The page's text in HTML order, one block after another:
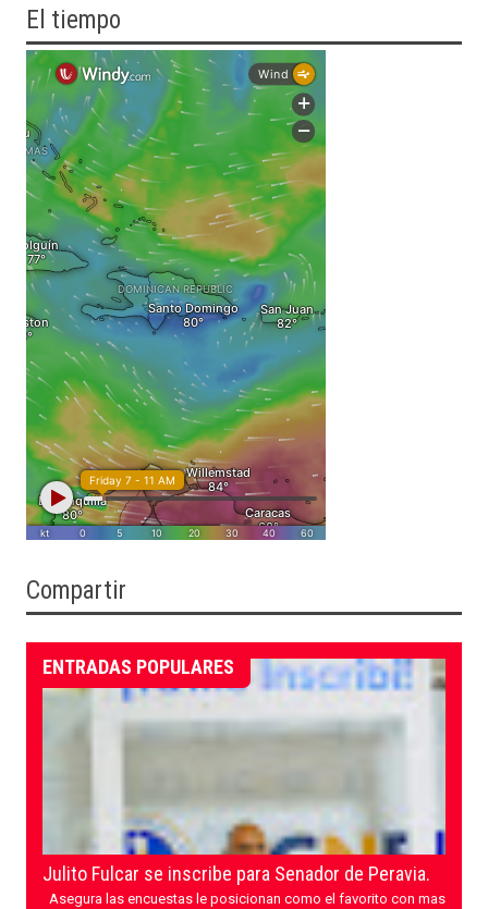
El tiempo
Compartir
ENTRADAS POPULARES
Julito Fulcar se inscribe para Senador de Peravia.
Asegura las encuestas le posicionan como el favorito con mas